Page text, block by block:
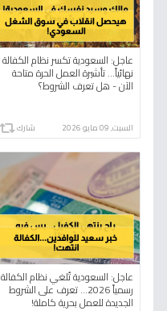
عاجل: السعودية تكسر نظام الكفالة
نهائياً... تأشيرة العمل الحرة متاحة
الآن - هل تعرف الشروط؟
السبت, 09 مايو 2026 شارك
عاجل: السعودية تُلغي نظام الكفالة
رسمياً 2026… تعرف على الشروط
الجديدة للعمل بحرية كاملة!